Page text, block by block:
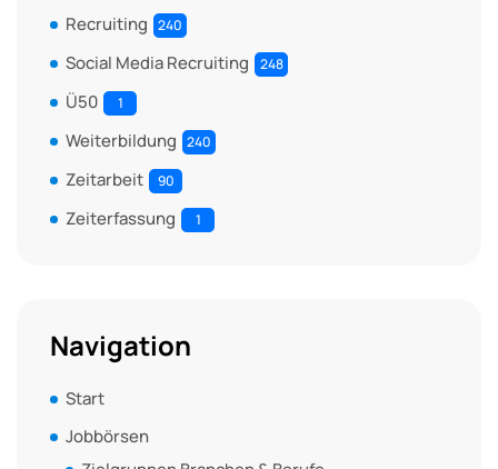
Recruiting 240
Social Media Recruiting 248
Ü50 1
Weiterbildung 240
Zeitarbeit 90
Zeiterfassung 1
Navigation
Start
Jobbörsen